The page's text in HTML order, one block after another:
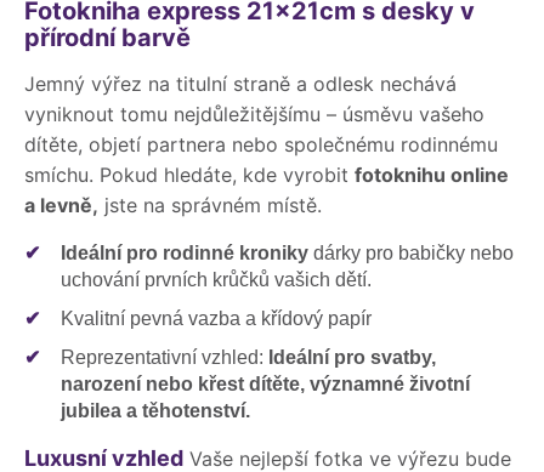
Fotokniha express 21x21cm s desky v
přírodní barvě
Jemný výřez na titulní straně a odlesk nechává
vyniknout tomu nejdůležitějšímu – úsměvu vašeho
dítěte, objetí partnera nebo společnému rodinnému
smíchu. Pokud hledáte, kde vyrobit fotoknihu online
a levně, jste na správném místě.
✔ Ideální pro rodinné kroniky dárky pro babičky nebo
uchování prvních krůčků vašich dětí.
✔
Kvalitní pevná vazba a křídový papír
✔
Reprezentativní vzhled: Ideální pro svatby,
narození nebo křest dítěte, významné životní
jubilea a těhotenství.
Luxusní vzhled Vaše nejlepší fotka ve výřezu bude